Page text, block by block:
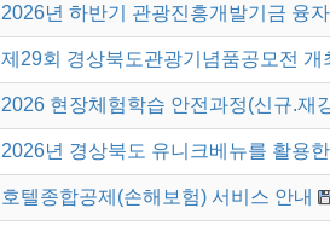
2026년 하반기 관광진흥개발기금 융
제29회 경상북도관광기념품공모전 개
2026 현장체험학습 안전과정(신규.재
2026년 경상북도 유니크베뉴를 활용
호텔종합공제(손해보험) 서비스 안내